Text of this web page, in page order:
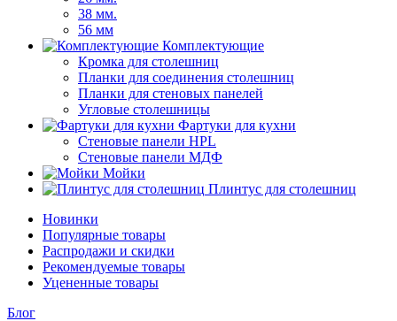
38 мм.
56 мм
Комплектующие
Кромка для столешниц
Планки для соединения столешниц
Планки для стеновых панелей
Угловые столешницы
Фартуки для кухни
Стеновые панели HPL
Стеновые панели МДФ
Мойки
Плинтус для столешниц
Новинки
Популярные товары
Распродажи и скидки
Рекомендуемые товары
Уцененные товары
Блог